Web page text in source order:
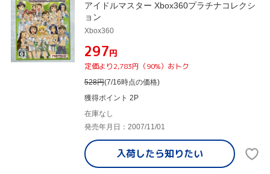
アイドルマスター Xbox360プラチナコレクシ
ョン
Xbox360
¥297円
定価より2,783円（90%）おトク
528円(7/16時点の価格)
獲得ポイント 2P
在庫なし
発売年月日：2007/11/01
入荷したら知りたい